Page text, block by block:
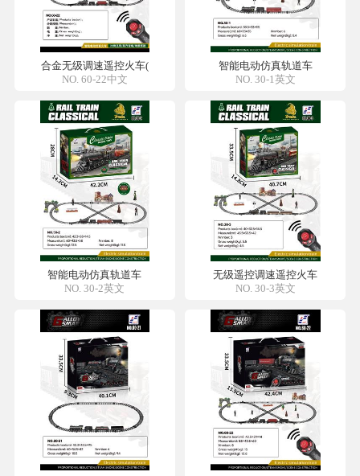
合金无级调速遥控火车(
NO. 60-22中文
智能电动仿真轨道车
NO. 30-1英文
智能电动仿真轨道车
NO. 30-2英文
无级遥控调速遥控火车
NO. 30-3英文